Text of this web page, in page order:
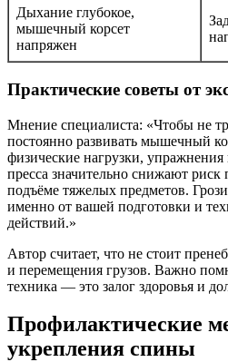
Дыхание глубокое,
мышечный корсет
напряжен
Практические советы от
Мнение специалиста: «Чтобы не
постоянно развивать мышечный
физические нагрузки,
пресса значительно снижают
подъёме тяжелых предметов.
именно от вашей подготовки и
действий.»
Автор считает, что не стоит
и перемещения грузов. Важно
техника — это залог здоровья и
Профилактические
укрепления спины